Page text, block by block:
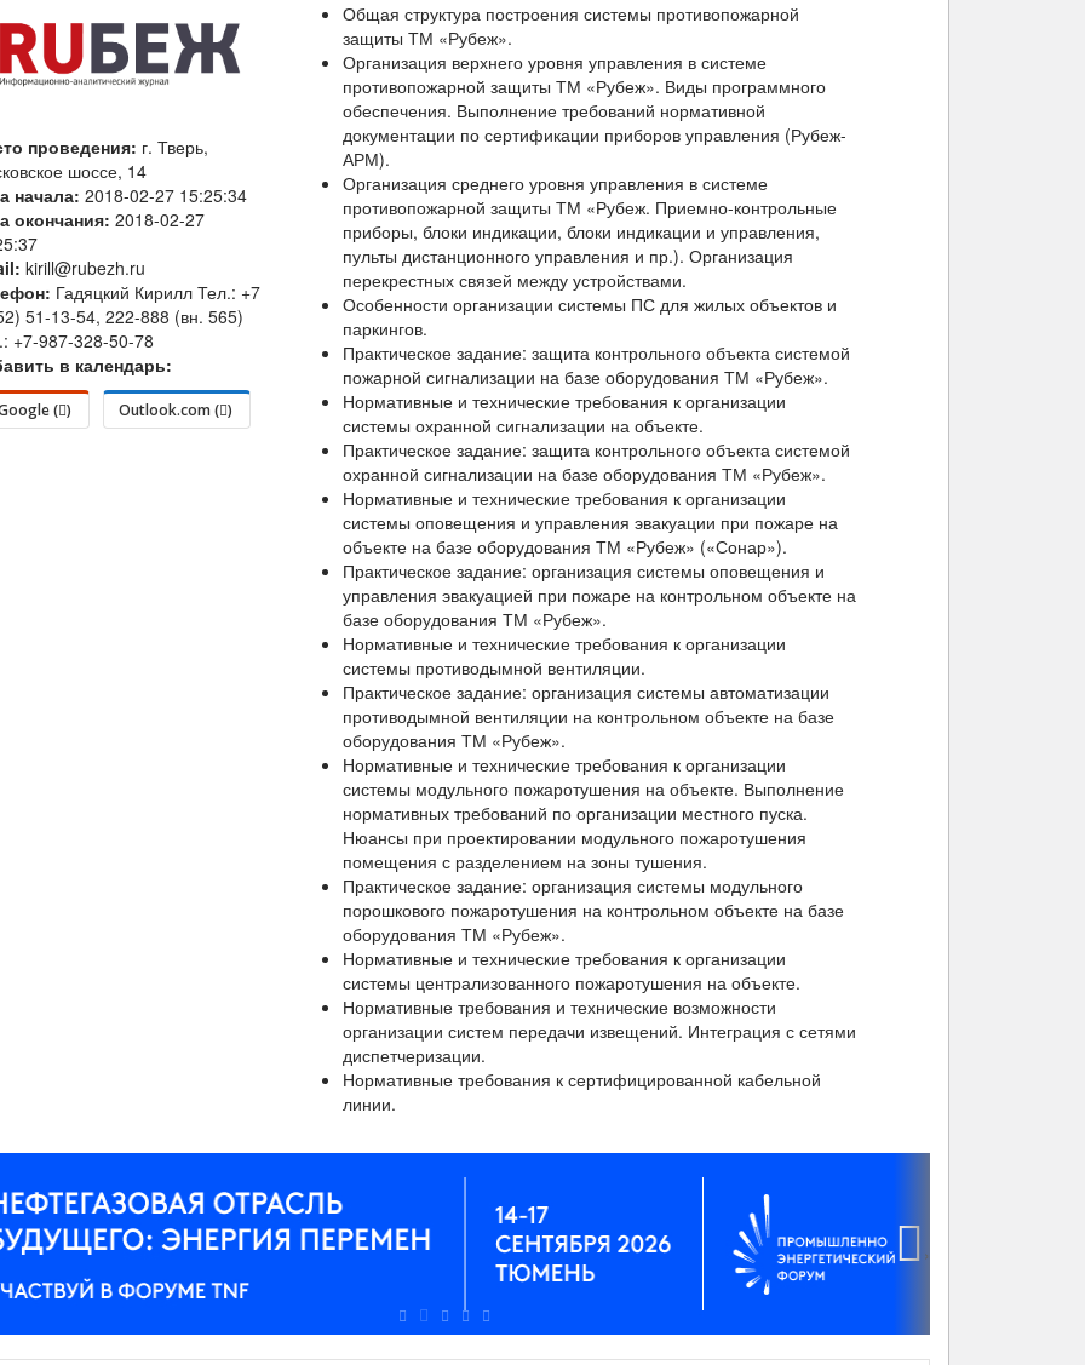
проведения: г. Тверь,
шоссе, 14
начала: 2018-02-27 15:25:34
окончания: 2018-02-27
kirill@rubezh.ru
Гадяцкий Кирилл Тел.: +7
51-13-54, 222-888 (вн. 565)
+7-987-328-50-78
в календарь:
( ) Outlook.com ( )
Общая структура построения системы противопожарной
защиты ТМ «Рубеж».
Организация верхнего уровня управления в системе
противопожарной защиты ТМ «Рубеж». Виды программного
обеспечения. Выполнение требований нормативной
документации по сертификации приборов управления (Рубеж-
АРМ).
Организация среднего уровня управления в системе
противопожарной защиты ТМ «Рубеж. Приемно-контрольные
приборы, блоки индикации, блоки индикации и управления,
пульты дистанционного управления и пр.). Организация
перекрестных связей между устройствами.
Особенности организации системы ПС для жилых объектов и
паркингов.
Практическое задание: защита контрольного объекта системой
пожарной сигнализации на базе оборудования ТМ «Рубеж».
Нормативные и технические требования к организации
системы охранной сигнализации на объекте.
Практическое задание: защита контрольного объекта системой
охранной сигнализации на базе оборудования ТМ «Рубеж».
Нормативные и технические требования к организации
системы оповещения и управления эвакуации при пожаре на
объекте на базе оборудования ТМ «Рубеж» («Сонар»).
Практическое задание: организация системы оповещения и
управления эвакуацией при пожаре на контрольном объекте на
базе оборудования ТМ «Рубеж».
Нормативные и технические требования к организации
системы противодымной вентиляции.
Практическое задание: организация системы автоматизации
противодымной вентиляции на контрольном объекте на базе
оборудования ТМ «Рубеж».
Нормативные и технические требования к организации
системы модульного пожаротушения на объекте. Выполнение
нормативных требований по организации местного пуска.
Нюансы при проектировании модульного пожаротушения
помещения с разделением на зоны тушения.
Практическое задание: организация системы модульного
порошкового пожаротушения на контрольном объекте на базе
оборудования ТМ «Рубеж».
Нормативные и технические требования к организации
системы централизованного пожаротушения на объекте.
Нормативные требования и технические возможности
организации систем передачи извещений. Интеграция с сетями
диспетчеризации.
Нормативные требования к сертифицированной кабельной
линии.
›